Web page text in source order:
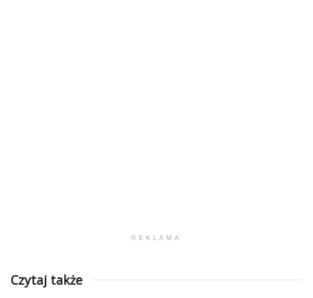
REKLAMA
Czytaj także